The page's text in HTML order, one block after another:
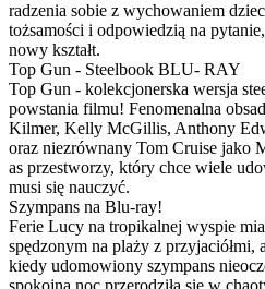
radzenia sobie z wychowaniem
tożsamości i odpowiedzią na
nowy kształt.
Top Gun - Steelbook BLU- RAY
Top Gun - kolekcjonerska wersja
powstania filmu! Fenomenalna
Kilmer, Kelly McGillis, Anthony
oraz niezrównany Tom Cruise jako
as przestworzy, który chce wiele
musi się nauczyć.
Szympans na Blu-ray!
Ferie Lucy na tropikalnej wyspie
spędzonym na plaży z przyjaciółmi,
kiedy udomowiony szympans
spokojna noc przerodziła się w